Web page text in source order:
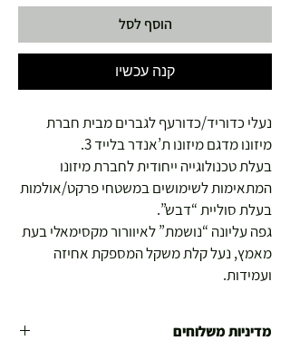
הוסף לסל
קנה עכשיו
נעלי כדוריד/כדורעף לגברים מבית חברת
מיזונו מדגם מיזונו ת’אנדר בלייד 3.
בעלת טכנולוגייה ייחודית לחברת מיזונו
המתאימות לשימושים במשטחי פרקט/אולמות
בעלת סוליית “דבש”.
גפה עליונה “נושמת” לאיוורור מקסימאלי בעת
מאמץ, נעל קלת משקל המספקת אחיזה
ועמידות.
מדיניות משלוחים